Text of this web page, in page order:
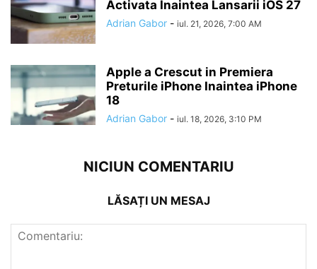
Activata Inaintea Lansarii iOS 27
Adrian Gabor - iul. 21, 2026, 7:00 AM
Apple a Crescut in Premiera
Preturile iPhone Inaintea iPhone
18
Adrian Gabor - iul. 18, 2026, 3:10 PM
NICIUN COMENTARIU
LĂSAȚI UN MESAJ